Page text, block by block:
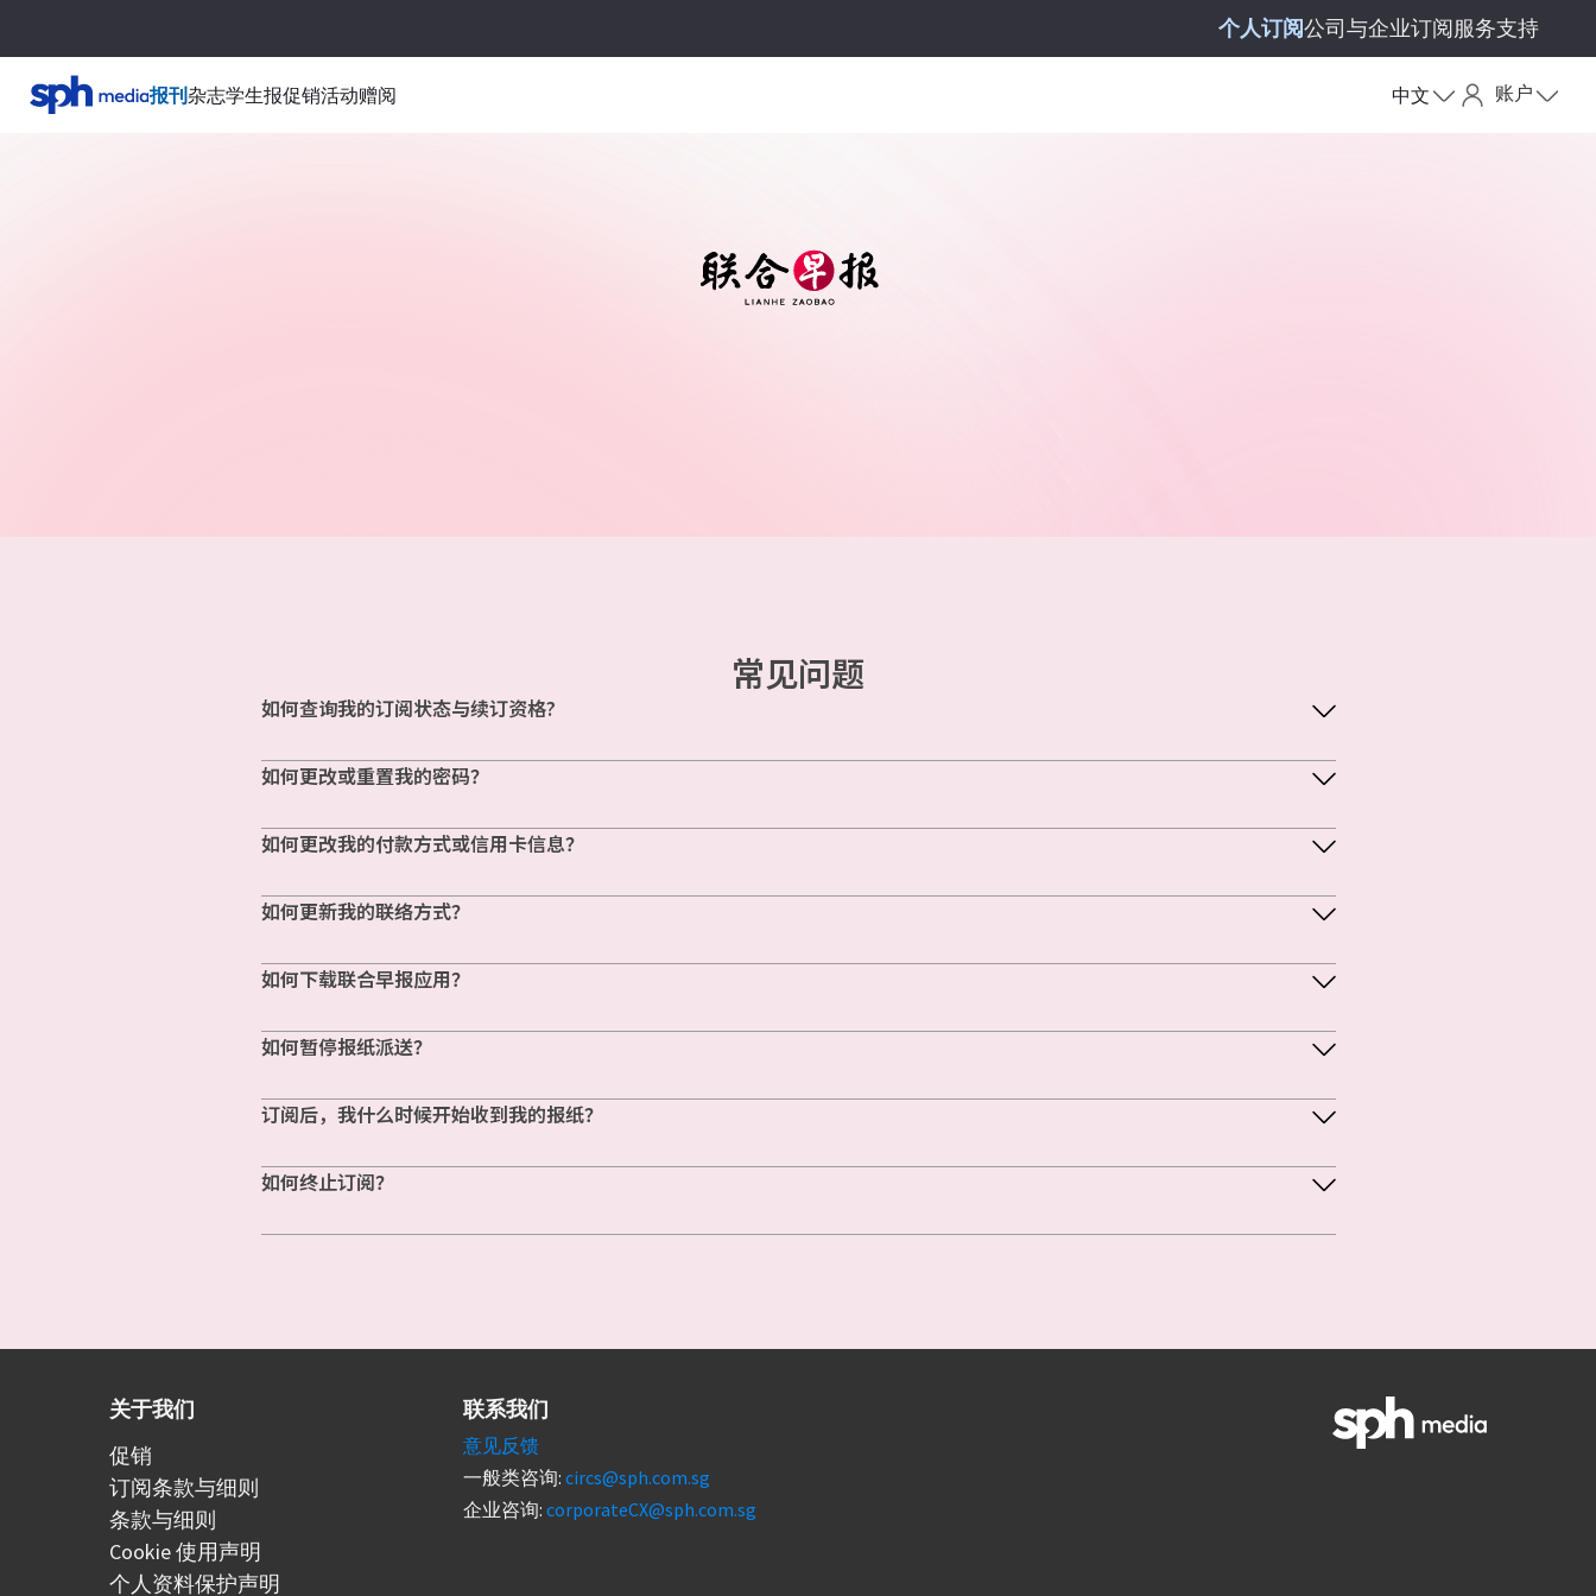
个人订阅公司与企业订阅服务支持
报刊杂志学生报促销活动赠阅 中文 账户
常见问题
如何查询我的订阅状态与续订资格?
如何更改或重置我的密码？
如何更改我的付款方式或信用卡信息？
如何更新我的联络方式？
如何下载联合早报应用？
如何暂停报纸派送？
订阅后，我什么时候开始收到我的报纸？
如何终止订阅？
关于我们
促销
订阅条款与细则
条款与细则
Cookie 使用声明
个人资料保护声明
联系我们
意见反馈
一般类咨询: circs@sph.com.sg
企业咨询: corporateCX@sph.com.sg